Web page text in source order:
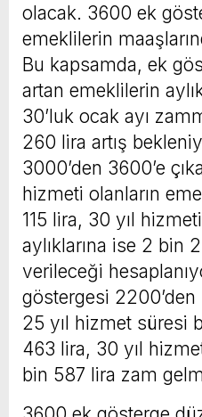
olacak. 3600 ek
emeklilerin
Bu kapsamda, ek
artan emeklilerin
30’luk ocak ayı
260 lira artış
3000’den 3600’e
hizmeti olanların
115 lira, 30 yıl
aylıklarına ise 2 bin
verileceği
göstergesi 2200’den
25 yıl hizmet süresi
463 lira, 30 yıl
bin 587 lira zam